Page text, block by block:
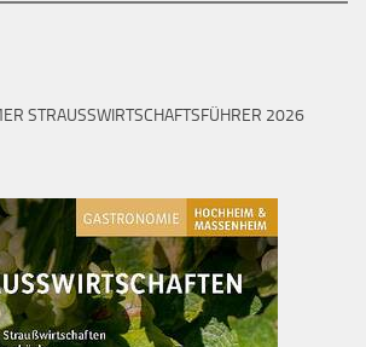
STRAUSSWIRTSCHAFTSFÜHRER 2026